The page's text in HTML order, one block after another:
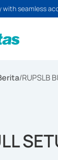
seamless
/RUPSLB